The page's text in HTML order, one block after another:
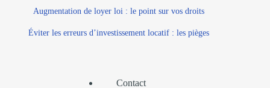
Augmentation de loyer loi : le point sur vos droits
Éviter les erreurs d’investissement locatif : les pièges
Contact